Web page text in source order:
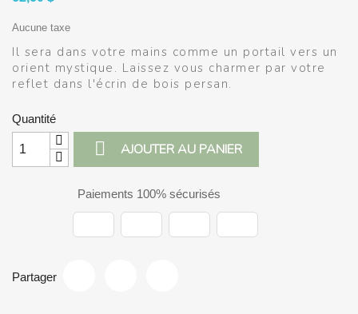
Aucune taxe
Il sera dans votre mains comme un portail vers un
orient mystique. Laissez vous charmer par votre
reflet dans l'écrin de bois persan.
Quantité
 AJOUTER AU PANIER
Paiements 100% sécurisés
Partager